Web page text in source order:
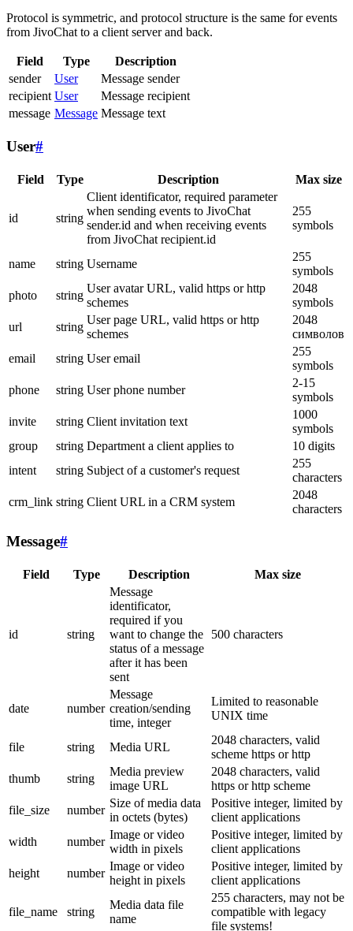
Protocol is symmetric, and protocol structure is the same for events
from JivoChat to a client server and back.
Field Type
Description
sender
User
Message sender
recipient User
Message recipient
message Message Message text
User#
Field Type Description Max size
id string
Client identificator, required parameter
when sending events to JivoChat
sender.id and when receiving events
from JivoChat recipient.id
255
symbols
name string Username
255
symbols
photo
string
User avatar URL, valid https or http
schemes
2048
symbols
url
string
User page URL, valid https or http
schemes
2048
символов
email
string User email
255
symbols
phone
string User phone number
2-15
symbols
invite
string Client invitation text
1000
symbols
group
string Department a client applies to
10 digits
intent
string Subject of a customer's request
255
characters
crm_link string Client URL in a CRM system
2048
characters
Message#
Field Type Description Max size
id string
Message
identificator,
required if you
want to change the
status of a message
after it has been
sent
500 characters
date number
Message
creation/sending
time, integer
Limited to reasonable
UNIX time
file string Media URL
2048 characters, valid
scheme https or http
thumb
string
Media preview
image URL
2048 characters, valid
https or http scheme
file_size
number
Size of media data
in octets (bytes)
Positive integer, limited by
client applications
width
number
Image or video
width in pixels
Positive integer, limited by
client applications
height
number
Image or video
height in pixels
Positive integer, limited by
client applications
file_name string
Media data file
name
255 characters, may not be
compatible with legacy
file systems!